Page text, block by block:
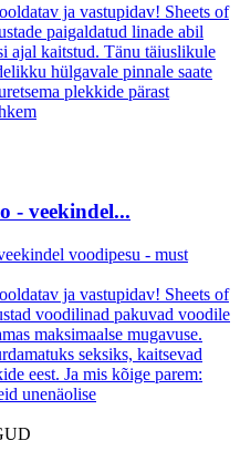
ja vastupidav! Sheets of
paigaldatud linade abil
ajal kaitstud. Tänu täiuslikule
hülgavale pinnale saate
plekkide pärast
- veekindel...
ja vastupidav! Sheets of
voodilinad pakuvad voodile
maksimaalse mugavuse.
seksiks, kaitsevad
eest. Ja mis kõige parem:
unenäolise